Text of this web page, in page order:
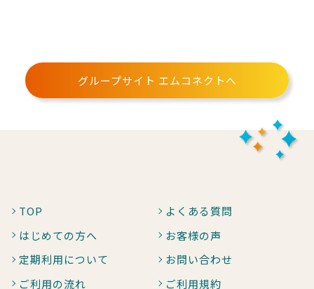
グループサイト エムコネクトへ
TOP
はじめての方へ
定期利用について
ご利用の流れ
よくある質問
お客様の声
お問い合わせ
ご利用規約